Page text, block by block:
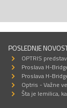
POSLEDNJE
OPTRIS
Proslava H-
Proslava H-
Optris - Važne
Šta je lemilica,